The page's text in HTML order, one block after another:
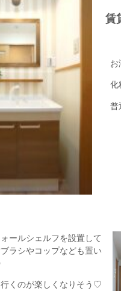
お
化
普
ールシェルフを設置して
ラシやコップなども置い
くのが楽しくなりそう♡